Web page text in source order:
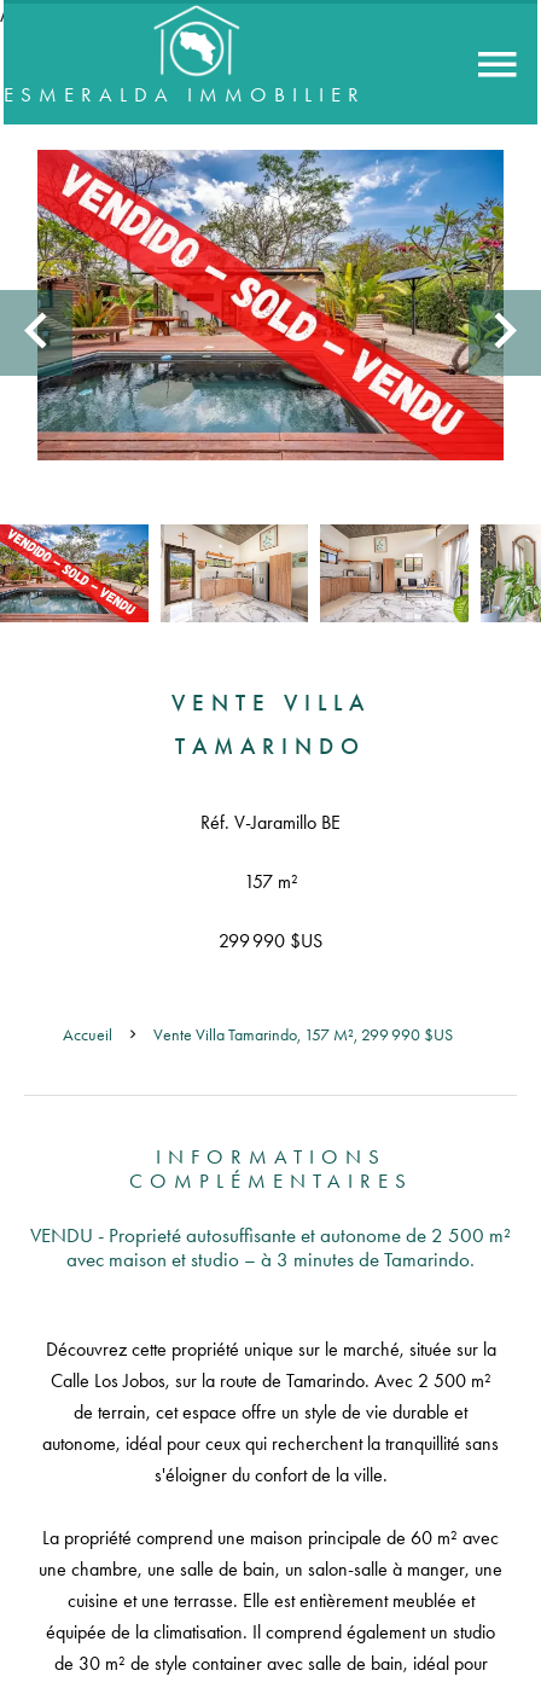
//accordeon
ESMERALDA IMMOBILIER
VENTE VILLA
TAMARINDO
Réf. V-Jaramillo BE
157 m²
299 990 $US
Accueil Vente Villa Tamarindo, 157 M², 299 990 $US
INFORMATIONS
COMPLÉMENTAIRES
VENDU - Proprieté autosuffisante et autonome de 2 500 m²
avec maison et studio – à 3 minutes de Tamarindo.
Découvrez cette propriété unique sur le marché, située sur la
Calle Los Jobos, sur la route de Tamarindo. Avec 2 500 m²
de terrain, cet espace offre un style de vie durable et
autonome, idéal pour ceux qui recherchent la tranquillité sans
s'éloigner du confort de la ville.
La propriété comprend une maison principale de 60 m² avec
une chambre, une salle de bain, un salon-salle à manger, une
cuisine et une terrasse. Elle est entièrement meublée et
équipée de la climatisation. Il comprend également un studio
de 30 m² de style container avec salle de bain, idéal pour